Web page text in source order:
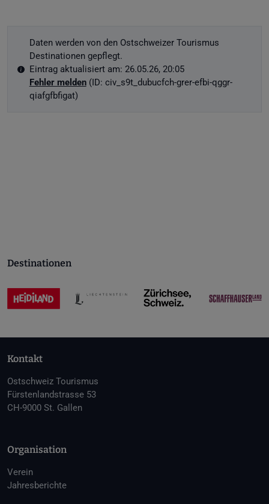
Daten werden von den Ostschweizer Tourismus
Destinationen gepflegt.
Eintrag aktualisiert am: 26.05.26, 20:05
Fehler melden(ID: civ_s9t_dubucfch-grer-efbi-qggr-
qiafgfbfigat)
Destinationen
Kontakt
Ostschweiz Tourismus
Fürstenlandstrasse 53
CH-9000 St. Gallen
Organisation
Verein
Jahresberichte